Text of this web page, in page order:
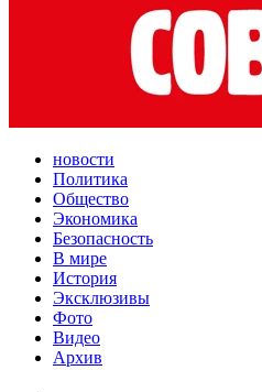
новости
Политика
Общество
Экономика
Безопасность
В мире
История
Эксклюзивы
Фото
Видео
Архив